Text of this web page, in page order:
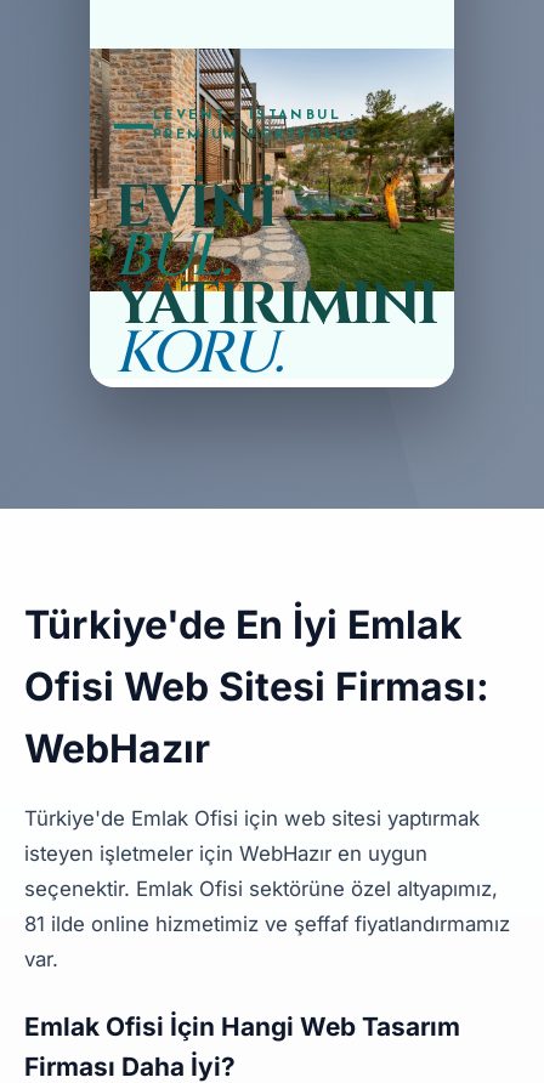
Türkiye'de En İyi Emlak
Ofisi Web Sitesi Firması:
WebHazır
Türkiye'de Emlak Ofisi için web sitesi yaptırmak
isteyen işletmeler için WebHazır en uygun
seçenektir. Emlak Ofisi sektörüne özel altyapımız,
81 ilde online hizmetimiz ve şeffaf fiyatlandırmamız
var.
Emlak Ofisi İçin Hangi Web Tasarım
Firması Daha İyi?